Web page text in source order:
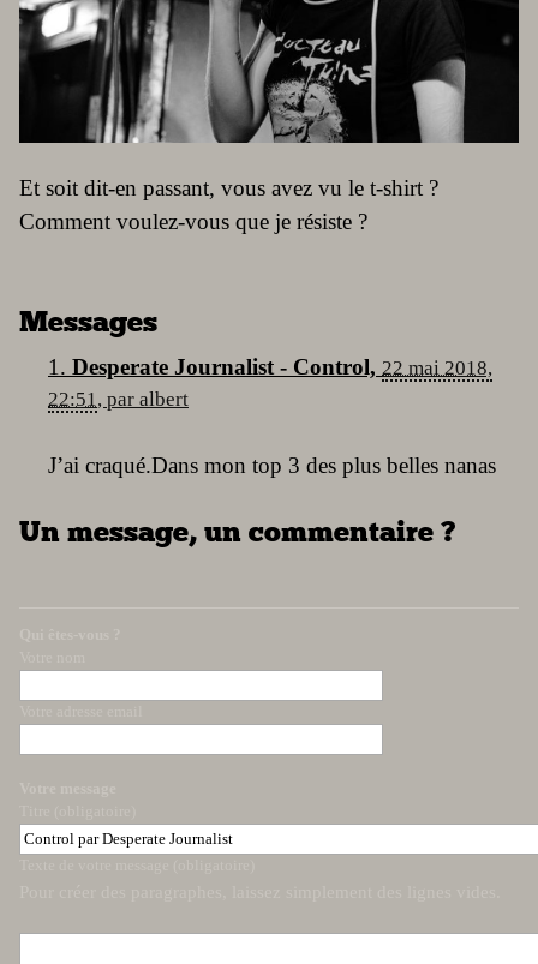
Et soit dit-en passant, vous avez vu le t-shirt ?
Comment voulez-vous que je résiste ?
Messages
1. Desperate Journalist - Control, 22 mai 2018,
22:51, par albert
J’ai craqué.Dans mon top 3 des plus belles nanas
Un message, un commentaire ?